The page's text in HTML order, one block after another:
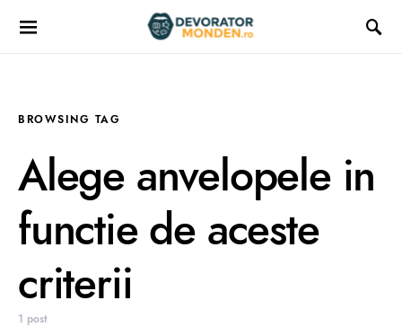
BROWSING TAG
Alege anvelopele in
functie de aceste
criterii
1 post